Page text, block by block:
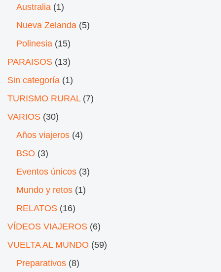
Australia (1)
Nueva Zelanda (5)
Polinesia (15)
PARAISOS (13)
Sin categoría (1)
TURISMO RURAL(7)
VARIOS (30)
Años viajeros (4)
BSO (3)
Eventos únicos (3)
Mundo y retos (1)
RELATOS (16)
VÍDEOS VIAJEROS (6)
VUELTA AL MUNDO (59)
Preparativos (8)